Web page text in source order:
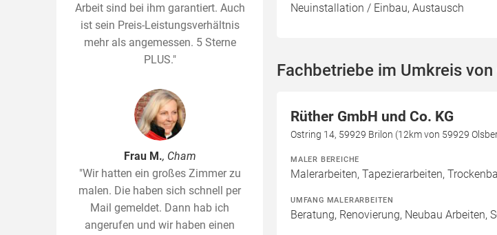
Arbeit sind bei ihm garantiert. Auch
ist sein Preis-Leistungsverhältnis
mehr als angemessen. 5 Sterne
PLUS."
Frau M., Cham
"Wir hatten ein großes Zimmer zu
malen. Die haben sich schnell per
Mail gemeldet. Dann hab ich
angerufen und wir haben einen
Neuinstallation / Einbau, Austausch
Fachbetriebe im Umkreis von
Rüther GmbH und Co. KG
Ostring 14, 59929 Brilon (12km von 59929
MALER BEREICHE
Malerarbeiten, Tapezierarbeiten,
UMFANG MALERARBEITEN
Beratung, Renovierung, Neubau